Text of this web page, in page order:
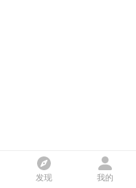
发现 我的